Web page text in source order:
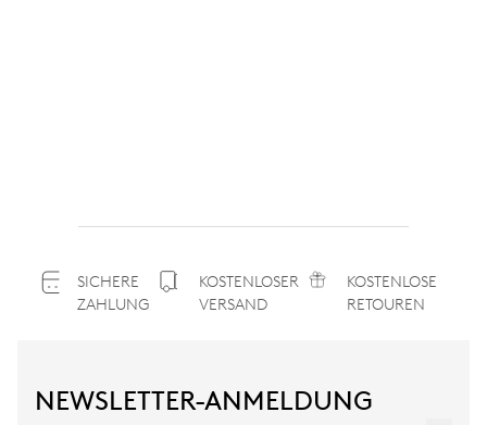
SICHERE
ZAHLUNG
KOSTENLOSER
VERSAND
KOSTENLOSE
RETOUREN
NEWSLETTER-ANMELDUNG